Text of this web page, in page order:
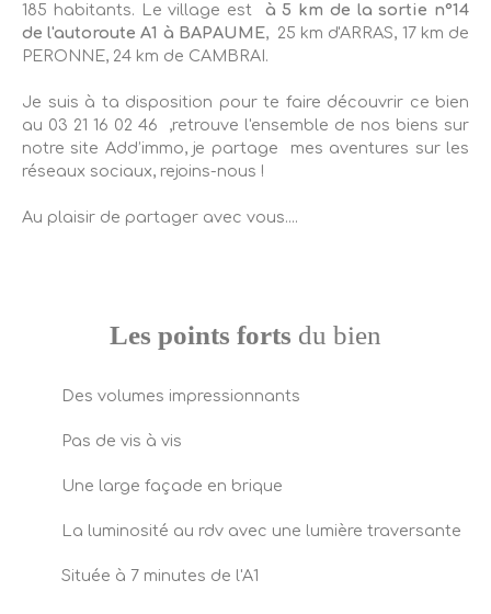
185 habitants. Le village est à 5 km de la sortie n°14
de l'autoroute A1 à BAPAUME, 25 km d'ARRAS, 17 km de
PERONNE, 24 km de CAMBRAI.
Je suis à ta disposition pour te faire découvrir ce bien
au 03 21 16 02 46 ,retrouve l'ensemble de nos biens sur
notre site Add’immo, je partage mes aventures sur les
réseaux sociaux, rejoins-nous !
Au plaisir de partager avec vous....
Les points forts du bien
Des volumes impressionnants
Pas de vis à vis
Une large façade en brique
La luminosité au rdv avec une lumière traversante
Située à 7 minutes de l'A1